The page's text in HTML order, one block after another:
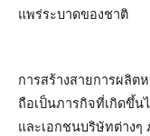
แพร่ระบาดของชาติ
การสร้างสายการผลิต
ถือเป็นภารกิจที่เกิดขึ้น
และเอกชนบริษัทต่างๆ